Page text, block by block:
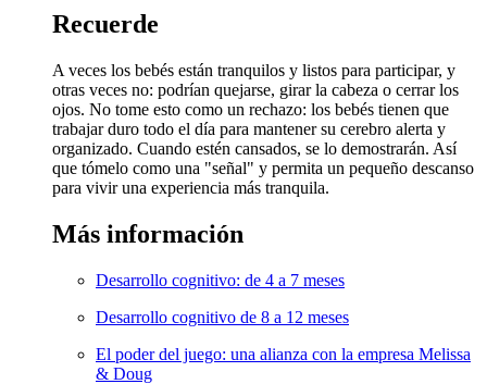
Recuer​​​de
A veces los bebés están tranquilos y listos para participar, y
otras veces no: podrían quejarse, girar la cabeza o cerrar los
ojos. No tome esto como un rechazo: los bebés tienen que
trabajar duro todo el día para ​​mantener su cerebro alerta y
organizado. Cuando estén cansados, se lo demostrarán. Así
que tómelo como una "señal" y permita un pequeño descanso
para vivir una experiencia más tranquila.
Más infor​mación​​
Desarrollo cognitivo: de 4 a 7 meses
Desarrollo cognitivo de 8 a 12 meses
El poder del juego: una alianza con la empresa Melissa
& Doug